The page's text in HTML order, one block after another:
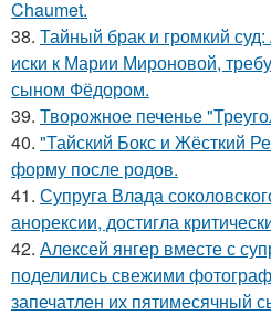
Chaumet.
38. Тайный брак и громкий
иски к Марии Мироновой,
сыном Фёдором.
39. Творожное печенье
40. "Тайский Бокс и Жёсткий
форму после родов.
41. Супруга Влада
анорексии, достигла
42. Алексей янгер вместе с
поделились свежими
запечатлен их пятимесячный